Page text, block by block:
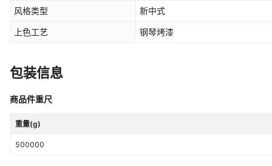
风格类型 新中式
上色工艺 钢琴烤漆
包装信息
商品件重尺
重量(g)
500000